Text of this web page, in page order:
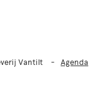
Vantilt Agenda